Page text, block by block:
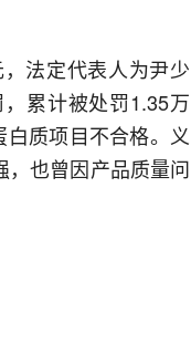
法定代表人为尹少
累计被处罚1.35万
质项目不合格。义
，也曾因产品质量问